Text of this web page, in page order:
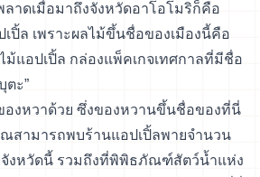
าดเมื่อมาถึงจังหวัดอาโอโมริก็คือ
ปิ้ล เพราะผลไม้ขึ้นชื่อของเมืองนี้คือ
ม้แอปเปิ้ล กล่องแพ็คเกจเทศกาลที่มีชื่อ
ตะ”
งหวาด้วย ซึ่งของหวานขึ้นชื่อของที่นี่
ณสามารถพบร้านแอปเปิ้ลพายจำนวน
งหวัดนี้ รวมถึงที่พิพิธภัณฑ์สัตว์น้ำแห่ง